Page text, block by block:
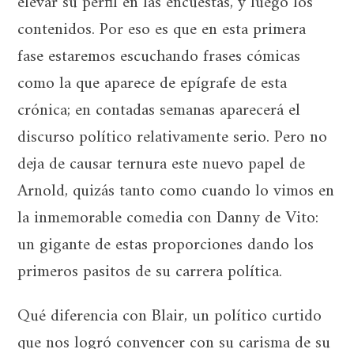
contenidos. Por eso es que en esta primera
fase estaremos escuchando frases cómicas
como la que aparece de epígrafe de esta
crónica; en contadas semanas aparecerá el
discurso político relativamente serio. Pero no
deja de causar ternura este nuevo papel de
Arnold, quizás tanto como cuando lo vimos en
la inmemorable comedia con Danny de Vito:
un gigante de estas proporciones dando los
primeros pasitos de su carrera política.
Qué diferencia con Blair, un político curtido